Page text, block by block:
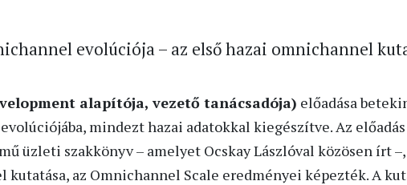
evolúciója – az első hazai omnichannel
alapítója, vezető tanácsadója) előadása
mindezt hazai adatokkal kiegészítve. Az
üzleti szakkönyv – amelyet Ocskay Lászlóval közösen írt
kutatása, az Omnichannel Scale eredményei képezték. A